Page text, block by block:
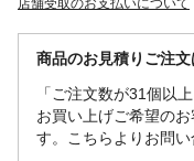
店舗受取のお支払いについて
商品のお見積りご注文
「ご注文数が31個以
お買い上げご希望の
す。こちらよりお問い